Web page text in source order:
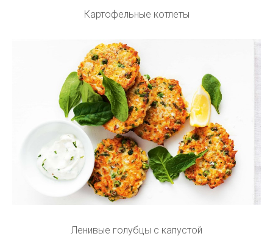
Картофельные котлеты
Ленивые голубцы с капустой